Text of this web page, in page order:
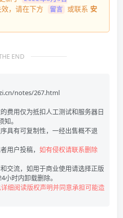
，请在下方 留言 或联系 安
END
notes/267.html
费用仅为抵扣人工测试和服务器日
。
具有可复制性，一经出售概不退
用户投稿， 如有侵权请联系删除
交流，如用于商业使用请选择正版
小时内卸载删除。
细阅读版权声明并同意承担可能造